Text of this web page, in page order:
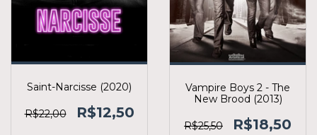
Saint-Narcisse (2020)
R$22,00 R$12,50
Vampire Boys 2 - The
New Brood (2013)
R$25,50 R$18,50